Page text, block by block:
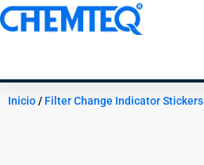
Inicio/ Filter Change Indicator Stickers